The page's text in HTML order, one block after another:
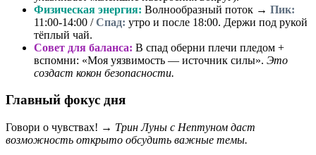
Физическая энергия: Волнообразный поток → Пик:
11:00-14:00 /Спад: утро и после 18:00. Держи под рукой
тёплый чай.
Совет для баланса: В спад оберни плечи пледом +
вспомни: «Моя уязвимость — источник силы». Это
создаст кокон безопасности.
Главный фокус дня
Говори о чувствах! → Трин Луны с Нептуном даст
возможность открыто обсудить важные темы.